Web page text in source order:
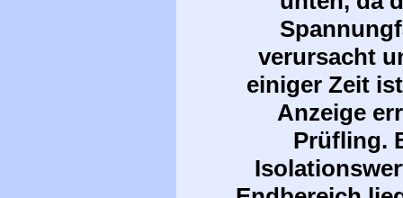
verursacht
einiger Zeit
Anzeige
Prüfling.